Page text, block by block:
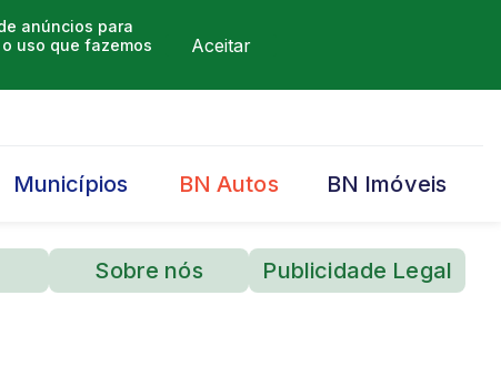
anúncios para
uso que fazemos
Aceitar
Municípios BN Autos BN Imóveis
Sobre nós Publicidade Legal